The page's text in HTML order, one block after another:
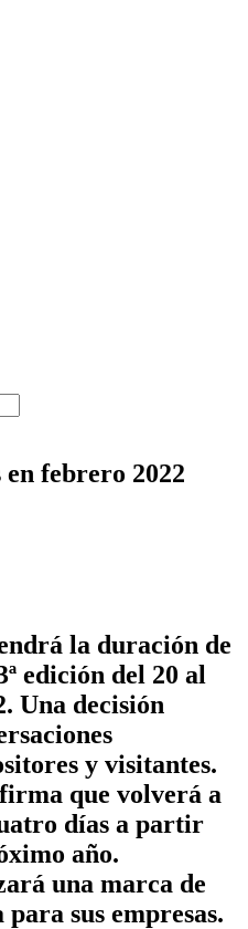
febrero 2022
la duración de
edición del 20 al
Una decisión
y visitantes.
que volverá a
días a partir
año.
una marca de
sus empresas.